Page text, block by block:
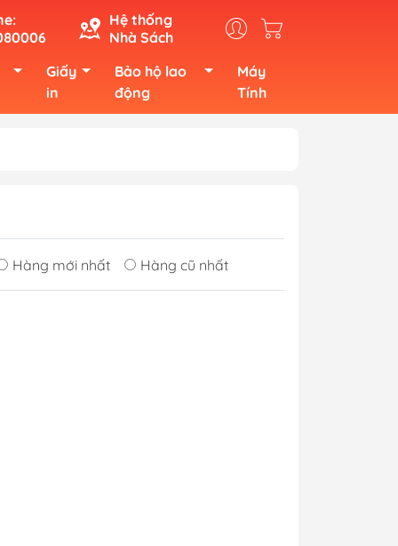
Hệ thống
Nhà Sách
Giấy
in
Bảo hộ lao
động
Máy
Tính
Hàng mới nhất Hàng cũ nhất